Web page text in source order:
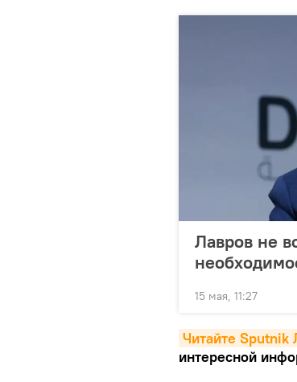
Лавров не
15 мая, 11:27
Читайте Sputnik
интересной